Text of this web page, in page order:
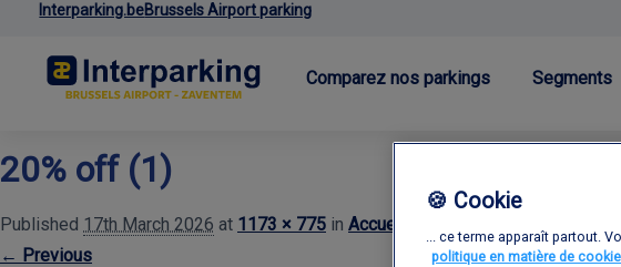
Interparking.beBrussels Airport parking
Comparez nos parkings Segments
20% off (1)
Published 17th March 2026 at 1173 × 775 in Accueil
← Previous
🍪 Cookie
... ce terme apparaît partout.
politique en matière de